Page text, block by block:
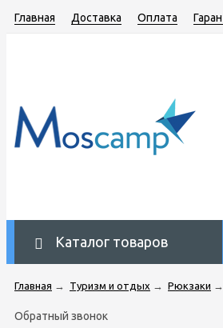
Главная Доставка Оплата
Каталог товаров
Главная → Туризм и отдых → Рюкзаки →
Обратный звонок